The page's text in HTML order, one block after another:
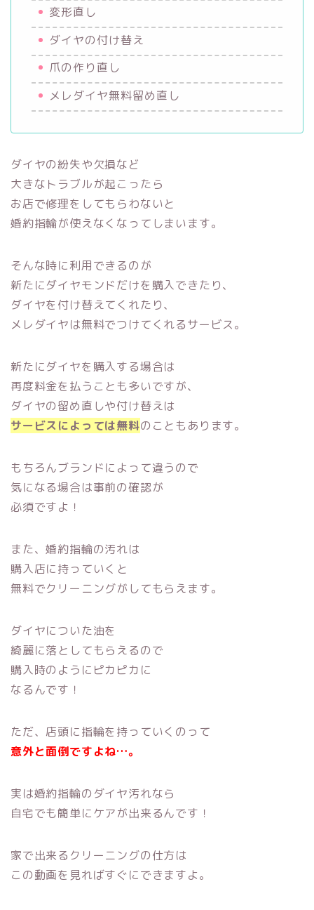
変形直し
ダイヤの付け替え
爪の作り直し
メレダイヤ無料留め直し
ダイヤの紛失や欠損など
大きなトラブルが起こったら
お店で修理をしてもらわないと
婚約指輪が使えなくなってしまいます。
そんな時に利用できるのが
新たにダイヤモンドだけを購入できたり、
ダイヤを付け替えてくれたり、
メレダイヤは無料でつけてくれるサービス。
新たにダイヤを購入する場合は
再度料金を払うことも多いですが、
ダイヤの留め直しや付け替えは
サービスによっては無料のこともあります。
もちろんブランドによって違うので
気になる場合は事前の確認が
必須ですよ！
また、婚約指輪の汚れは
購入店に持っていくと
無料でクリーニングがしてもらえます。
ダイヤについた油を
綺麗に落としてもらえるので
購入時のようにピカピカに
なるんです！
ただ、店頭に指輪を持っていくのって
意外と面倒ですよね…。
実は婚約指輪のダイヤ汚れなら
自宅でも簡単にケアが出来るんです！
家で出来るクリーニングの仕方は
この動画を見ればすぐにできますよ。